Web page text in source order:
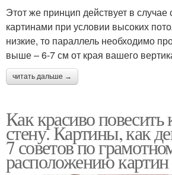
Этот же принцип действует в
картинами при условии высоких
низкие, то параллель необходимо
выше – 6-7 см от края вашего
читать дальше →
Как красиво
стену. Картины, как
7 советов по
расположению картин